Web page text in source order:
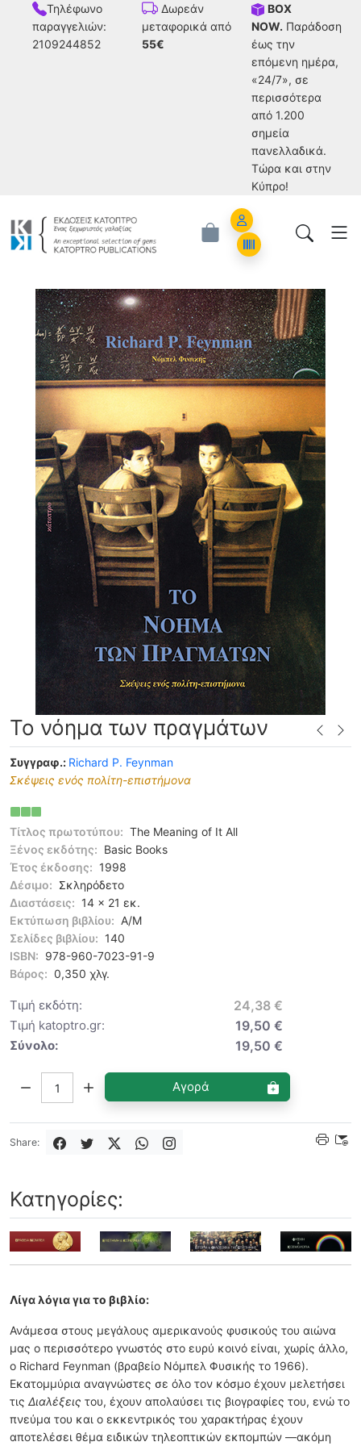
Τηλέφωνο
παραγγελιών:
2109244852
Δωρεάν
μεταφορικά από
55€
BOX
NOW. Παράδοση
έως την
επόμενη ημέρα,
«24/7», σε
περισσότερα
από 1.200
σημεία
πανελλαδικά.
Tώρα και στην
Κύπρο!
Account
Orders
Το νόημα των πραγμάτων
Συγγραφ.: Richard P. Feynman
Σκέψεις ενός πολίτη-επιστήμονα
Τίτλος πρωτοτύπου: The Meaning of It All
Ξένος εκδότης: Basic Books
Έτος έκδοσης: 1998
Δέσιμο: Σκληρόδετο
Διαστάσεις: 14 x 21 εκ.
Εκτύπωση βιβλίου: Α/Μ
Σελίδες βιβλίου: 140
ISBN: 978-960-7023-91-9
Βάρος: 0,350 χλγ.
Τιμή εκδότη: 24,38 €
Τιμή katoptro.gr: 19,50 €
Σύνολο: 19,50 €
Αγορά
Share:
Κατηγορίες:
Λίγα λόγια για το βιβλίο:
Ανάμεσα στους μεγάλους αμερικανούς φυσικούς του αιώνα
μας ο περισσότερο γνωστός στο ευρύ κοινό είναι, χωρίς άλλο,
ο Richard Feynman (βραβείο Νόμπελ Φυσικής το 1966).
Εκατομμύρια αναγνώστες σε όλο τον κόσμο έχουν μελετήσει
τις Διαλέξεις του, έχουν απολαύσει τις βιογραφίες του, ενώ το
πνεύμα του και ο εκκεντρικός του χαρακτήρας έχουν
αποτελέσει θέμα ειδικών τηλεοπτικών εκπομπών —ακόμη